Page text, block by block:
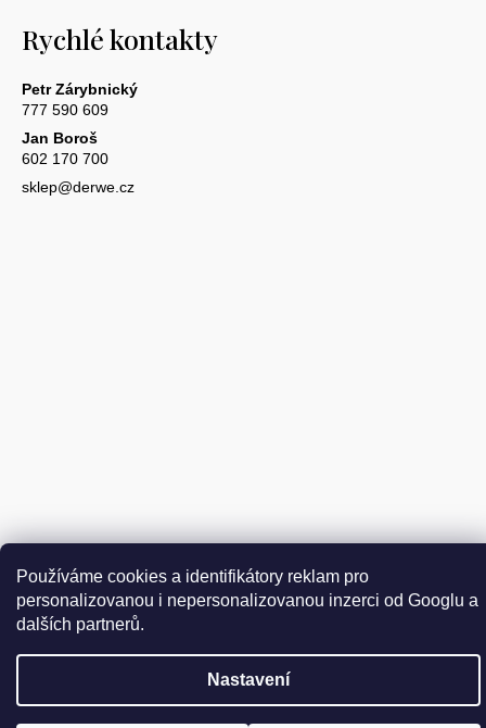
Používáme cookies a identifikátory reklam pro
personalizovanou i nepersonalizovanou inzerci od Googlu a
dalších partnerů.
Nastavení
Rychlé kontakty
Petr Zárybnický
777 590 609
Jan Boroš
602 170 700
sklep@derwe.cz
Vytvořil Shoptet
Copyright 2026DER WEINSCHMECKER.CZ. Všechna práva
Upravit nastavení cookies
obsah